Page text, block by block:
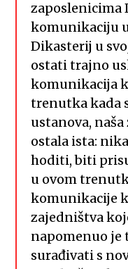
zaposlenicima
komunikaciju
Dikasterij u
ostati trajno
komunikacija
trenutka kada
ustanova,
ostala ista:
hoditi, biti
u ovom
komunikacije
zajedništva
napomenuo je
surađivati s